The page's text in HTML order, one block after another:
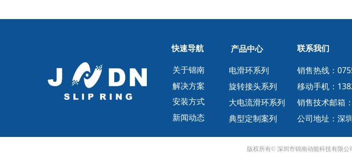
电滑环系列
旋转接头系列
大电流滑环系列
典型定制案列
联系我们
销售热线：
移动手机：
销售技术邮箱
公司地址：深
关于锦南
解决方案
安装方式
新闻动态
快速导航 产品中心
版权所有© 深圳市锦南动能科技有限公